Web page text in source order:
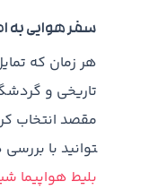
سفر هوایی به
هر زمان که
تاریخی و
توانید با
بلیط هواپیما